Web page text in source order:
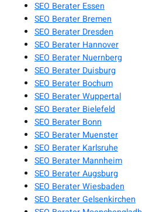
SEO Berater Essen
SEO Berater Bremen
SEO Berater Dresden
SEO Berater Hannover
SEO Berater Nuernberg
SEO Berater Duisburg
SEO Berater Bochum
SEO Berater Wuppertal
SEO Berater Bielefeld
SEO Berater Bonn
SEO Berater Muenster
SEO Berater Karlsruhe
SEO Berater Mannheim
SEO Berater Augsburg
SEO Berater Wiesbaden
SEO Berater Gelsenkirchen